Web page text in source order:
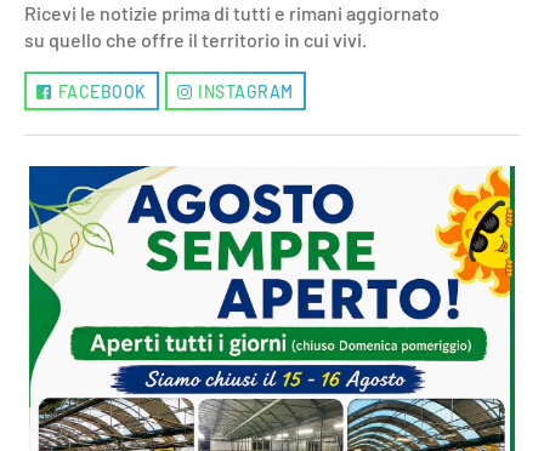
Ricevi le notizie prima di tutti e rimani aggiornato
su quello che offre il territorio in cui vivi.
FACEBOOK INSTAGRAM